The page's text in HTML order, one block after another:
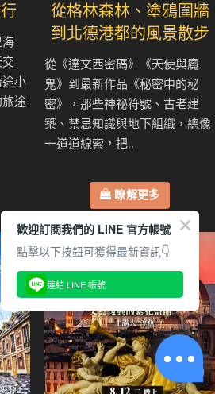
海
途小
旅途
從格林森林、塗鴉圍牆
到北德港都的風景散步
從《達文西密碼》《天使與魔
鬼》到最新作品《秘密中的秘
密》，那些神祕符號、古老建
築、禁忌知識與地下組織，總像
一道道線索，把..
瞭解更多
歡迎訂閱我們的 LINE 官方帳號
點擊以下按鈕可獲得最新資訊👇
連結 LINE 帳號